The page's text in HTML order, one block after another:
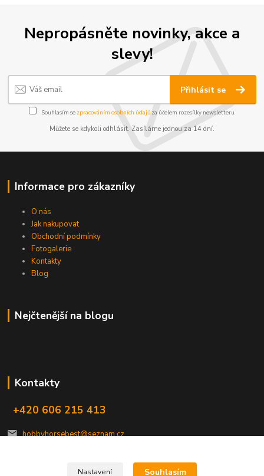
Nepropásněte novinky, akce a
slevy!
Přihlásit se
Souhlasím se zpracováním osobních údajůza účelem rozesílky newsletteru.
Můžete se kdykoli odhlásit. Zasíláme jednou za 14 dní.
Informace pro zákazníky
O nás
Jak nakupovat
Obchodní podmínky
Fotogalerie
Kontakty
Blog
Nejčtenější na blogu
Kontakty
+420 606 215 413
hobbyhorsebest@seznam.cz
Nastavení Souhlasím